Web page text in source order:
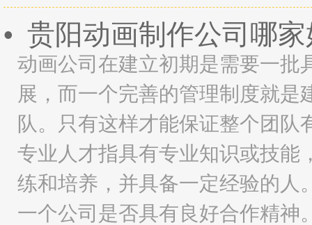
• 贵阳动画制作公司哪
动画公司在建立初期是需要一批
展，而一个完善的管理制度就
队。只有这样才能保证整个团
专业人才指具有专业知识或技能
练和培养，并具备一定经验的人
一个公司是否具有良好合作精神